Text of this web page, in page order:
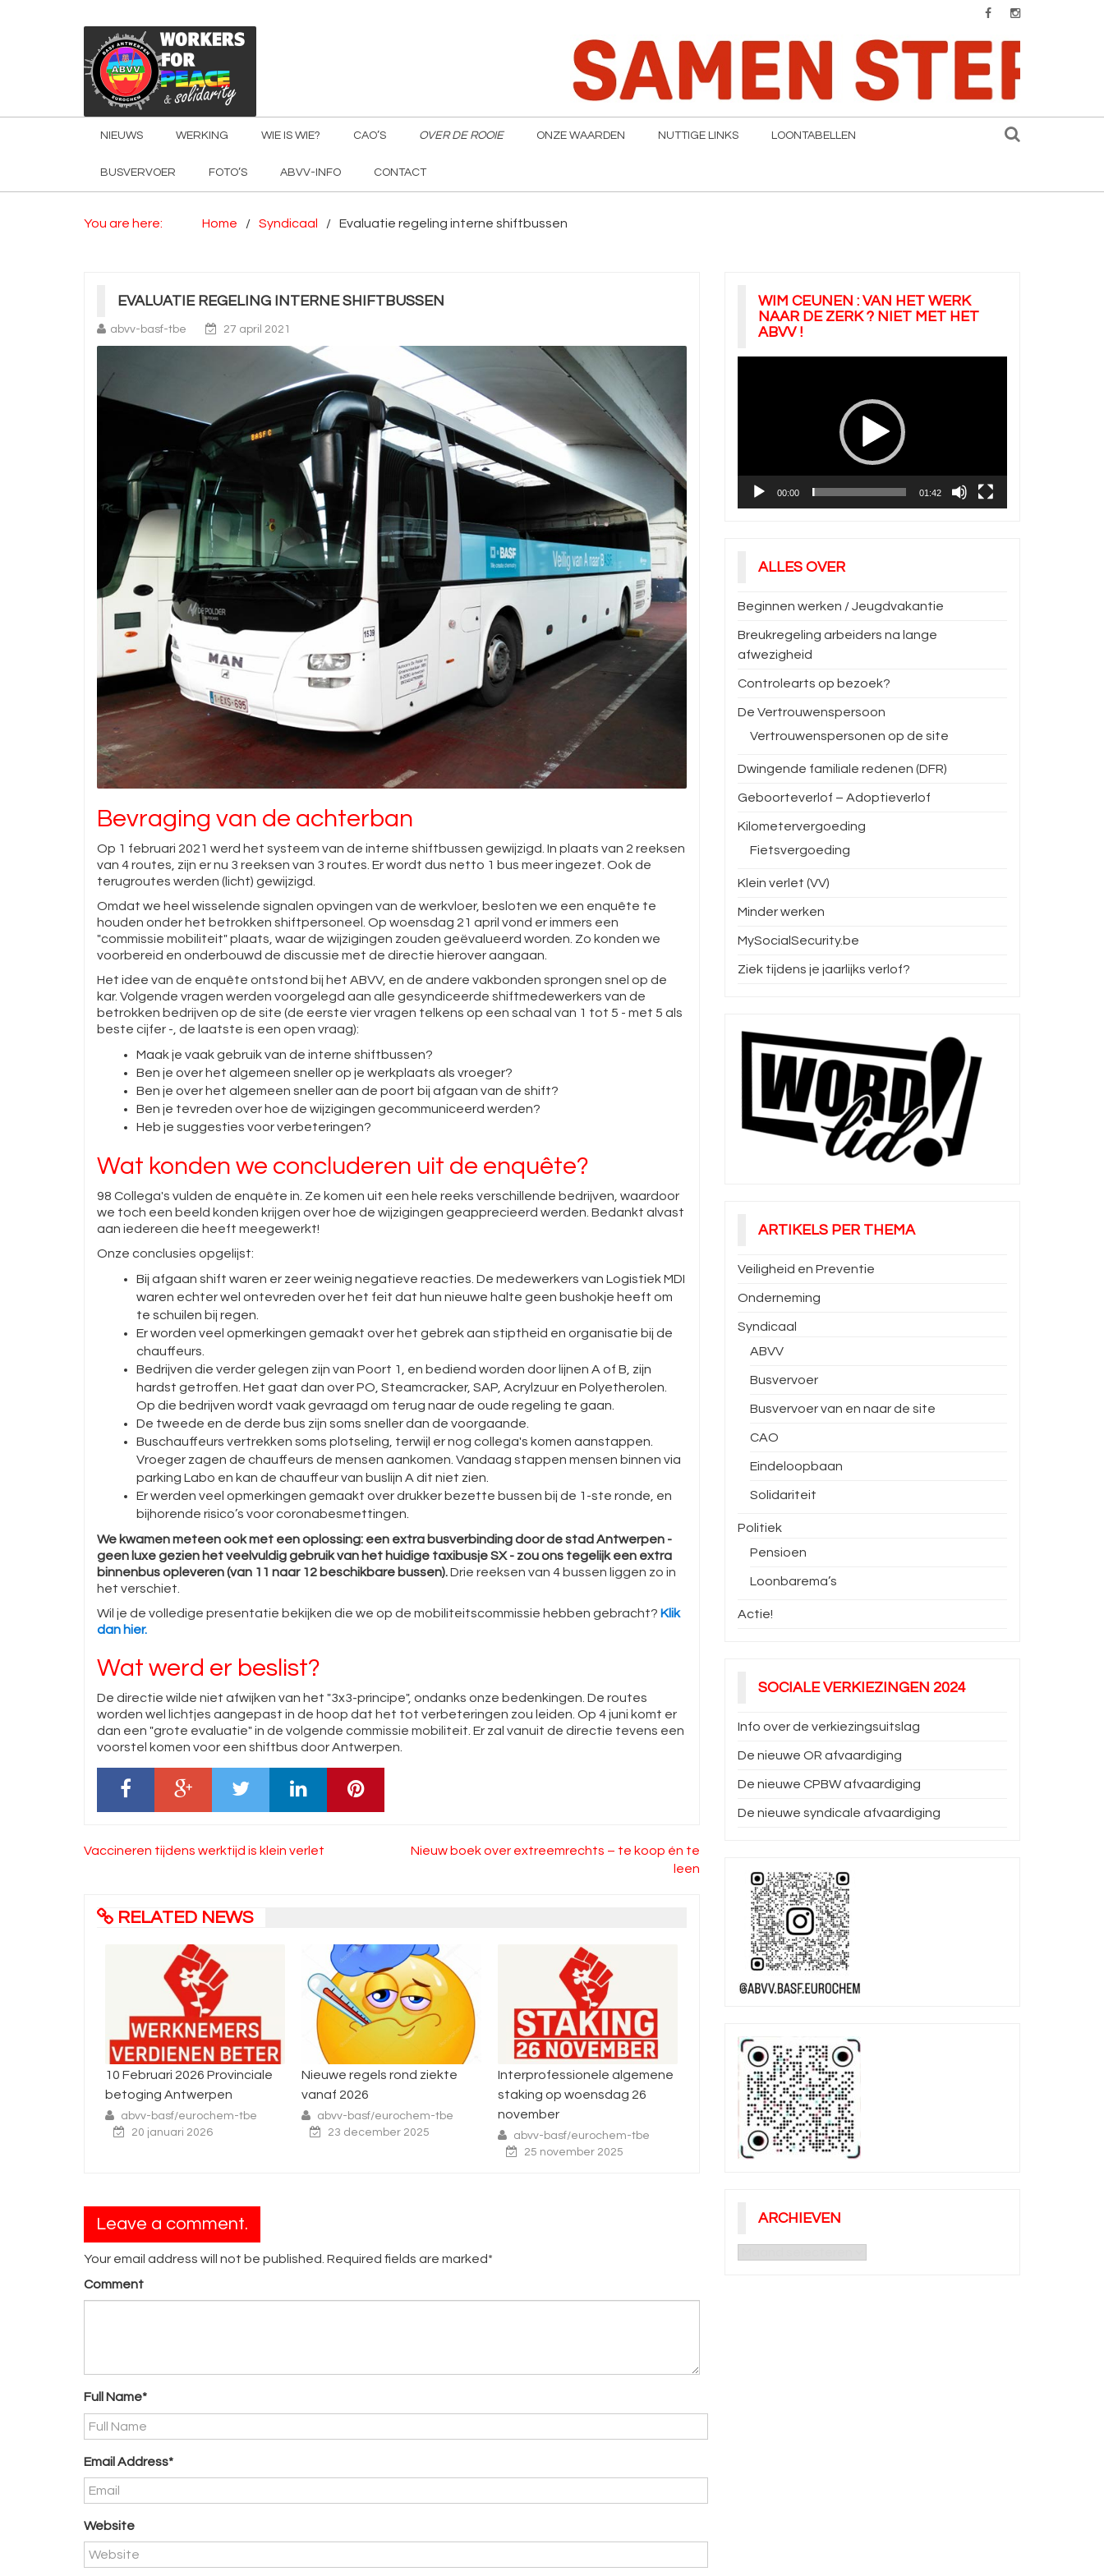
NIEUWS WERKING WIE IS WIE? CAO’S OVER DE ROOIE ONZE WAARDEN NUTTIGE LINKS LOONTABELLEN
BUSVERVOER FOTO’S ABVV-INFO CONTACT
You are here: Home Syndicaal Evaluatie regeling interne shiftbussen
EVALUATIE REGELING INTERNE SHIFTBUSSEN
abvv-basf-tbe 27 april 2021
Bevraging van de achterban
Op 1 februari 2021 werd het systeem van de interne shiftbussen gewijzigd. In plaats van 2 reeksen
van 4 routes, zijn er nu 3 reeksen van 3 routes. Er wordt dus netto 1 bus meer ingezet. Ook de
terugroutes werden (licht) gewijzigd.
Omdat we heel wisselende signalen opvingen van de werkvloer, besloten we een enquête te
houden onder het betrokken shiftpersoneel. Op woensdag 21 april vond er immers een
"commissie mobiliteit" plaats, waar de wijzigingen zouden geëvalueerd worden. Zo konden we
voorbereid en onderbouwd de discussie met de directie hierover aangaan.
Het idee van de enquête ontstond bij het ABVV, en de andere vakbonden sprongen snel op de
kar. Volgende vragen werden voorgelegd aan alle gesyndiceerde shiftmedewerkers van de
betrokken bedrijven op de site (de eerste vier vragen telkens op een schaal van 1 tot 5 - met 5 als
beste cijfer -, de laatste is een open vraag):
Maak je vaak gebruik van de interne shiftbussen?
Ben je over het algemeen sneller op je werkplaats als vroeger?
Ben je over het algemeen sneller aan de poort bij afgaan van de shift?
Ben je tevreden over hoe de wijzigingen gecommuniceerd werden?
Heb je suggesties voor verbeteringen?
Wat konden we concluderen uit de enquête?
98 Collega's vulden de enquête in. Ze komen uit een hele reeks verschillende bedrijven, waardoor
we toch een beeld konden krijgen over hoe de wijzigingen geapprecieerd werden. Bedankt alvast
aan iedereen die heeft meegewerkt!
Onze conclusies opgelijst:
Bij afgaan shift waren er zeer weinig negatieve reacties. De medewerkers van Logistiek MDI
waren echter wel ontevreden over het feit dat hun nieuwe halte geen bushokje heeft om
te schuilen bij regen.
Er worden veel opmerkingen gemaakt over het gebrek aan stiptheid en organisatie bij de
chauffeurs.
Bedrijven die verder gelegen zijn van Poort 1, en bediend worden door lijnen A of B, zijn
hardst getroffen. Het gaat dan over PO, Steamcracker, SAP, Acrylzuur en Polyetherolen.
Op die bedrijven wordt vaak gevraagd om terug naar de oude regeling te gaan.
De tweede en de derde bus zijn soms sneller dan de voorgaande.
Buschauffeurs vertrekken soms plotseling, terwijl er nog collega's komen aanstappen.
Vroeger zagen de chauffeurs de mensen aankomen. Vandaag stappen mensen binnen via
parking Labo en kan de chauffeur van buslijn A dit niet zien.
Er werden veel opmerkingen gemaakt over drukker bezette bussen bij de 1-ste ronde, en
bijhorende risico’s voor coronabesmettingen.
We kwamen meteen ook met een oplossing: een extra busverbinding door de stad Antwerpen -
geen luxe gezien het veelvuldig gebruik van het huidige taxibusje SX - zou ons tegelijk een extra
binnenbus opleveren (van 11 naar 12 beschikbare bussen).Drie reeksen van 4 bussen liggen zo in
het verschiet.
Wil je de volledige presentatie bekijken die we op de mobiliteitscommissie hebben gebracht? Klik
dan hier.
Wat werd er beslist?
De directie wilde niet afwijken van het "3x3-principe", ondanks onze bedenkingen. De routes
worden wel lichtjes aangepast in de hoop dat het tot verbeteringen zou leiden. Op 4 juni komt er
dan een "grote evaluatie" in de volgende commissie mobiliteit. Er zal vanuit de directie tevens een
voorstel komen voor een shiftbus door Antwerpen.
Bericht
Vaccineren tijdens werktijd is klein verlet
Nieuw boek over extreemrechts – te koop én te
leen
RELATED NEWS
2026 Provinciale
Nieuwe regels rond ziekte
vanaf 2026
abvv-basf/eurochem-tbe
23 december 2025
Interprofessionele algemene
staking op woensdag 26
november
abvv-basf/eurochem-tbe
Enquête nacht- en
ploegenarbeid
abvv-basf/eurochem-tbe
16 juli 2025
29 april: actiedag bij jou in de
buurt
abvv-basf/eurochem-tbe
11 april 2025
Leave a comment.
Your email address will not be published. Required fields are marked*
Comment
Full Name*
Email Address*
Website
WIM CEUNEN : VAN HET WERK
NAAR DE ZERK ? NIET MET HET
ABVV !
00:00 01:42
ALLES OVER
Beginnen werken / Jeugdvakantie
Breukregeling arbeiders na lange
afwezigheid
Controlearts op bezoek?
De Vertrouwenspersoon
Vertrouwenspersonen op de site
Dwingende familiale redenen (DFR)
Geboorteverlof – Adoptieverlof
Kilometervergoeding
Fietsvergoeding
Klein verlet (VV)
Minder werken
MySocialSecurity.be
Ziek tijdens je jaarlijks verlof?
ARTIKELS PER THEMA
Veiligheid en Preventie
Onderneming
Syndicaal
ABVV
Busvervoer
Busvervoer van en naar de site
CAO
Eindeloopbaan
Solidariteit
Politiek
Pensioen
Loonbarema’s
Actie!
SOCIALE VERKIEZINGEN 2024
Info over de verkiezingsuitslag
De nieuwe OR afvaardiging
De nieuwe CPBW afvaardiging
De nieuwe syndicale afvaardiging
ARCHIEVEN